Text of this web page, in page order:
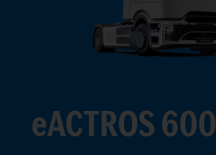
eACTROS 600